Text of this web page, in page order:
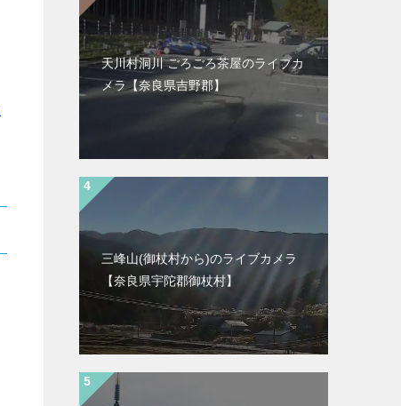
天川村洞川 ごろごろ茶屋のライブカ
メラ【奈良県吉野郡】
三峰山(御杖村から)のライブカメラ
【奈良県宇陀郡御杖村】